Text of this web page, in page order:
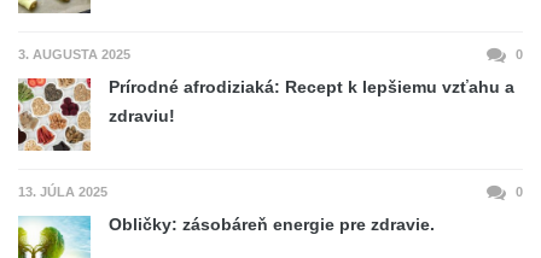
3. AUGUSTA 2025 0
Prírodné afrodiziaká: Recept k lepšiemu vzťahu a
zdraviu!
13. JÚLA 2025 0
Obličky: zásobáreň energie pre zdravie.